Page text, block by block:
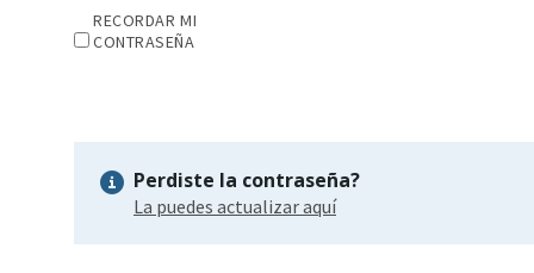
RECORDAR MI
CONTRASEÑA
Perdiste la contraseña?
La puedes actualizar aquí